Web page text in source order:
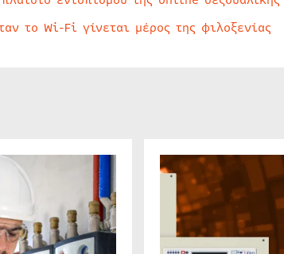
το Wi-Fi γίνεται μέρος της φιλοξενίας